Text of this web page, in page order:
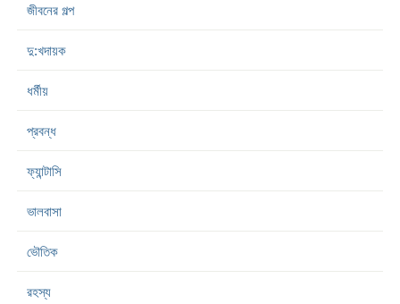
জীবনের গল্প
দু:খদায়ক
ধর্মীয়
প্রবন্ধ
ফ্যান্টাসি
ভালবাসা
ভৌতিক
রহস্য